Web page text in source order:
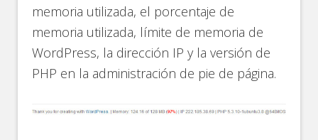
memoria utilizada, el porcentaje de
memoria utilizada, límite de memoria de
WordPress, la dirección IP y la versión de
PHP en la administración de pie de página.